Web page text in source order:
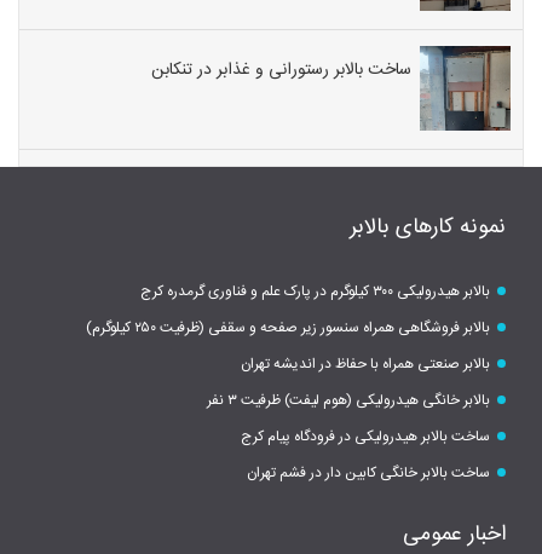
ساخت بالابر رستورانی و غذابر در تنکابن
نمونه کارهای بالابر
بالابر هیدرولیکی ۳۰۰ کیلوگرم در پارک علم و فناوری گرمدره کرج
بالابر فروشگاهی همراه سنسور زیر صفحه و سقفی (ظرفیت ۲۵۰ کیلوگرم)
بالابر صنعتی همراه با حفاظ در اندیشه تهران
بالابر خانگی هیدرولیکی (هوم لیفت) ظرفیت ۳ نفر
ساخت بالابر هیدرولیکی در فرودگاه پیام کرج
ساخت بالابر خانگی کابین دار در فشم تهران
اخبار عمومی